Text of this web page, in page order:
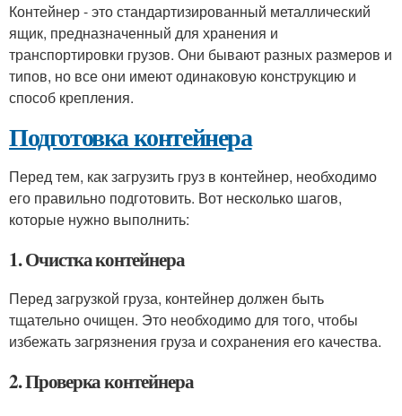
Контейнер - это стандартизированный металлический
ящик, предназначенный для хранения и
транспортировки грузов. Они бывают разных размеров и
типов, но все они имеют одинаковую конструкцию и
способ крепления.
Подготовка контейнера
Перед тем, как загрузить груз в контейнер, необходимо
его правильно подготовить. Вот несколько шагов,
которые нужно выполнить:
1. Очистка контейнера
Перед загрузкой груза, контейнер должен быть
тщательно очищен. Это необходимо для того, чтобы
избежать загрязнения груза и сохранения его качества.
2. Проверка контейнера